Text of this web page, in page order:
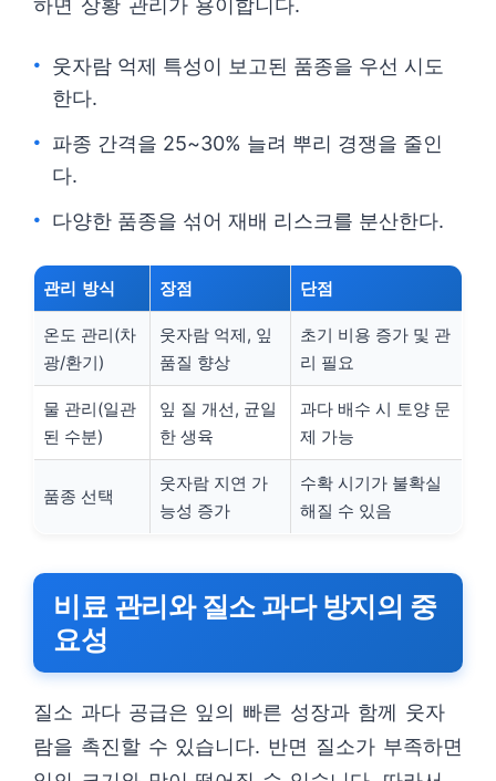
하면 상황 관리가 용이합니다.
웃자람 억제 특성이 보고된 품종을 우선 시도
한다.
파종 간격을 25~30% 늘려 뿌리 경쟁을 줄인
다.
다양한 품종을 섞어 재배 리스크를 분산한다.
관리 방식 장점 단점
온도 관리(차
광/환기)
웃자람 억제, 잎
품질 향상
초기 비용 증가 및 관
리 필요
물 관리(일관
된 수분)
잎 질 개선, 균일
한 생육
과다 배수 시 토양 문
제 가능
품종 선택
웃자람 지연 가
능성 증가
수확 시기가 불확실
해질 수 있음
비료 관리와 질소 과다 방지의 중
요성
질소 과다 공급은 잎의 빠른 성장과 함께 웃자
람을 촉진할 수 있습니다. 반면 질소가 부족하면